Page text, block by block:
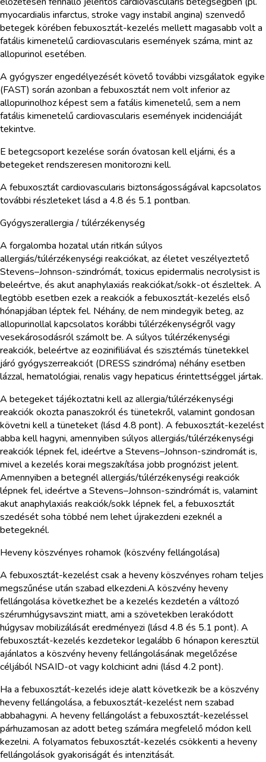
myocardialis infarctus, stroke vagy instabil angina) szenvedő
betegek körében febuxosztát-kezelés mellett magasabb volt a
fatális kimenetelű cardiovascularis események száma, mint az
allopurinol esetében.
A gyógyszer engedélyezését követő további vizsgálatok egyike
(FAST) során azonban a febuxosztát nem volt inferior az
allopurinolhoz képest sem a fatális kimenetelű, sem a nem
fatális kimenetelű cardiovascularis események incidenciáját
tekintve.
E betegcsoport kezelése során óvatosan kell eljárni, és a
betegeket rendszeresen monitorozni kell.
A febuxosztát cardiovascularis biztonságosságával kapcsolatos
további részleteket lásd a 4.8 és 5.1 pontban.
Gyógyszerallergia / túlérzékenység
A forgalomba hozatal után ritkán súlyos
allergiás/túlérzékenységi reakciókat, az életet veszélyeztető
Stevens–Johnson-szindrómát, toxicus epidermalis necrolysist is
beleértve, és akut anaphylaxiás reakciókat/sokk-ot észleltek. A
legtöbb esetben ezek a reakciók a febuxosztát-kezelés első
hónapjában léptek fel. Néhány, de nem mindegyik beteg, az
allopurinollal kapcsolatos korábbi túlérzékenységről vagy
vesekárosodásról számolt be. A súlyos túlérzékenységi
reakciók, beleértve az eozinifiliával és szisztémás tünetekkel
járó gyógyszerreakciót (DRESS szindróma) néhány esetben
lázzal, hematológiai, renalis vagy hepaticus érintettséggel jártak.
A betegeket tájékoztatni kell az allergia/túlérzékenységi
reakciók okozta panaszokról és tünetekről, valamint gondosan
követni kell a tüneteket (lásd 4.8 pont). A febuxosztát-kezelést
abba kell hagyni, amennyiben súlyos allergiás/túlérzékenységi
reakciók lépnek fel, ideértve a Stevens–Johnson-szindromát is,
mivel a kezelés korai megszakítása jobb prognózist jelent.
Amennyiben a betegnél allergiás/túlérzékenységi reakciók
lépnek fel, ideértve a Stevens–Johnson-szindrómát is, valamint
akut anaphylaxiás reakciók/sokk lépnek fel, a febuxosztát
szedését soha többé nem lehet újrakezdeni ezeknél a
betegeknél.
Heveny köszvényes rohamok (köszvény fellángolása)
A febuxosztát-kezelést csak a heveny köszvényes roham teljes
megszűnése után szabad elkezdeni.A köszvény heveny
fellángolása következhet be a kezelés kezdetén a változó
szérumhúgysavszint miatt, ami a szövetekben lerakódott
húgysav mobilizálását eredményezi (lásd 4.8 és 5.1 pont). A
febuxosztát-kezelés kezdetekor legalább 6 hónapon keresztül
ajánlatos a köszvény heveny fellángolásának megelőzése
céljából NSAID-ot vagy kolchicint adni (lásd 4.2 pont).
Ha a febuxosztát-kezelés ideje alatt következik be a köszvény
heveny fellángolása, a febuxosztát-kezelést nem szabad
abbahagyni. A heveny fellángolást a febuxosztát-kezeléssel
párhuzamosan az adott beteg számára megfelelő módon kell
kezelni. A folyamatos febuxosztát-kezelés csökkenti a heveny
fellángolások gyakoriságát és intenzitását.